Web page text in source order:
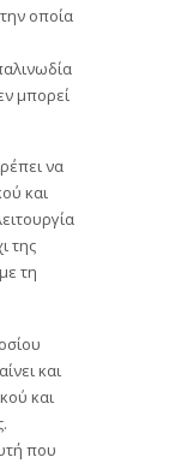
οποία
μπορεί
να
και
της
τη
και
και
που